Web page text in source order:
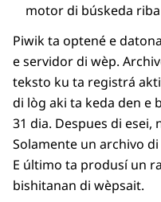
motor di búskeda
Piwik ta optené e
e servidor di wèp.
teksto ku ta registrá
di lòg aki ta keda den e
31 dia. Despues di
Solamente un archivo
E último ta produsí un
bishitanan di wèpsait.